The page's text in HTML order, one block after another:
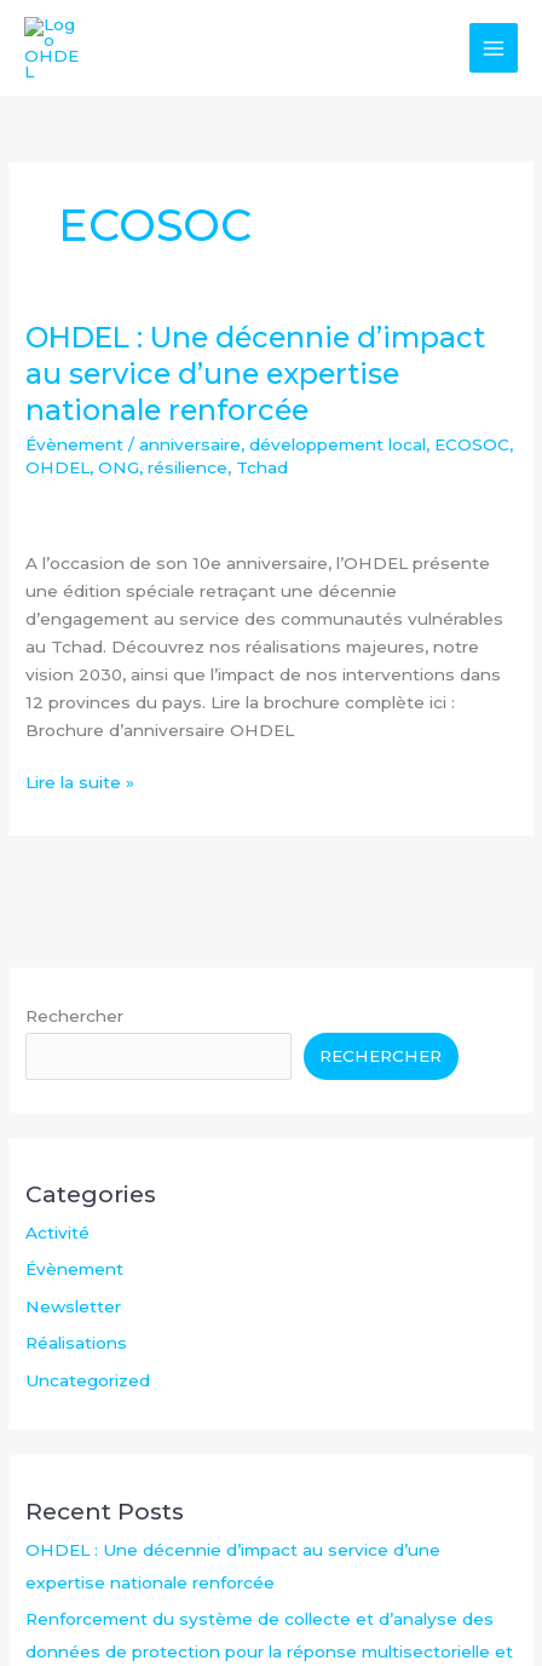
contenu
ECOSOC
OHDEL : Une décennie d’impact
au service d’une expertise
nationale renforcée
Évènement /anniversaire,développement local, ECOSOC,
OHDEL,ONG,résilience, Tchad
A l’occasion de son 10e anniversaire, l’OHDEL présente
une édition spéciale retraçant une décennie
d’engagement au service des communautés vulnérables
au Tchad. Découvrez nos réalisations majeures, notre
vision 2030, ainsi que l’impact de nos interventions dans
12 provinces du pays. Lire la brochure complète ici :
Brochure d’anniversaire OHDEL
OHDEL
Une
décennie
d’impact
au
expertise
nationale
renforcée
Lire la suite »
Rechercher
RECHERCHER
Categories
Activité
Évènement
Newsletter
Réalisations
Uncategorized
Recent Posts
OHDEL : Une décennie d’impact au service d’une
expertise nationale renforcée
Renforcement du système de collecte et d’analyse des
données de protection pour la réponse multisectorielle et